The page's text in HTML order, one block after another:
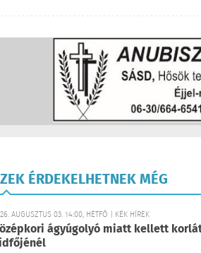
ÉRDEKELHETNEK MÉG
AUGUSZTUS 03. 14:00, HÉTFŐ | KÉK HÍREK
ágyúgolyó miatt kellett